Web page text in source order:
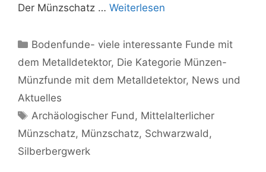
Der Münzschatz … Weiterlesen
Kategorien
Bodenfunde- viele interessante Funde mit
dem Metalldetektor, Die Kategorie Münzen-
Münzfunde mit dem Metalldetektor, News und
Aktuelles
Schlagwörter
Archäologischer Fund, Mittelalterlicher
Münzschatz, Münzschatz, Schwarzwald,
Silberbergwerk